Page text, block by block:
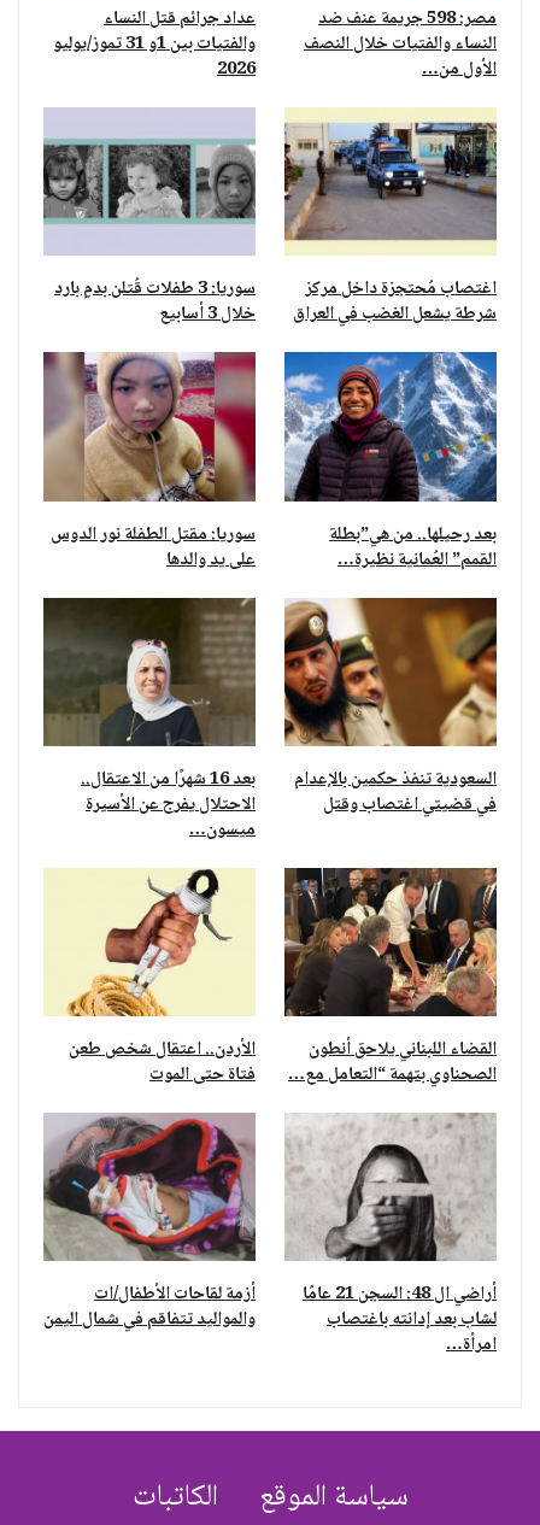
مصر: 598 جريمة عنف ضد
النساء والفتيات خلال النصف
الأول من…
عداد جرائم قتل النساء
والفتيات بين 1و 31 تموز/يوليو
2026
اغتصاب مُحتجزة داخل مركز
شرطة يشعل الغضب في العراق
سوريا: 3 طفلات قُتلن بدمٍ بارد
خلال 3 أسابيع
بعد رحيلها.. من هي”بطلة
القمم” العُمانية نظيرة…
سوريا: مقتل الطفلة نور الدوس
على يد والدها
السعودية تنفذ حكمين بالإعدام
في قضيتي اغتصاب وقتل
بعد 16 شهرًا من الاعتقال..
الاحتلال يفرج عن الأسيرة
ميسون…
القضاء اللبناني يلاحق أنطون
الصحناوي بتهمة “التعامل مع…
الأردن.. اعتقال شخص طعن
فتاة حتى الموت
أراضي ال 48: السجن 21 عامًا
لشاب بعد إدانته باغتصاب
امرأة…
أزمة لقاحات الأطفال/ات
والمواليد تتفاقم في شمال اليمن
سياسة الموقع الكاتبات